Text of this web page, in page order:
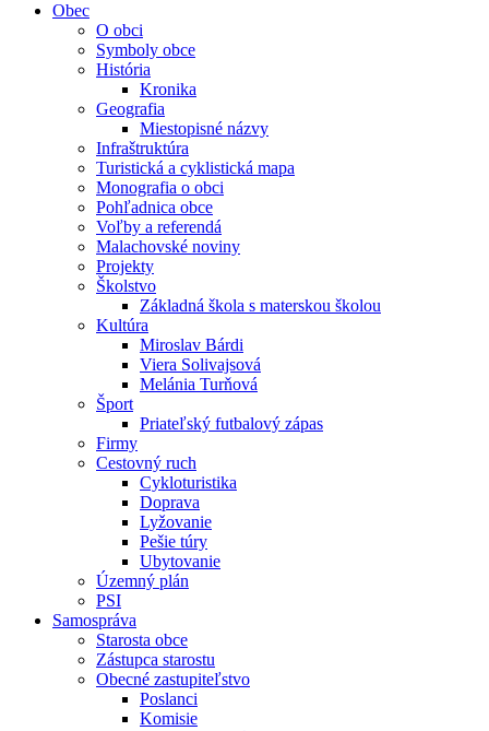
Obec
O obci
Symboly obce
História
Kronika
Geografia
Miestopisné názvy
Infraštruktúra
Turistická a cyklistická mapa
Monografia o obci
Pohľadnica obce
Voľby a referendá
Malachovské noviny
Projekty
Školstvo
Základná škola s materskou školou
Kultúra
Miroslav Bárdi
Viera Solivajsová
Melánia Turňová
Šport
Priateľský futbalový zápas
Firmy
Cestovný ruch
Cykloturistika
Doprava
Lyžovanie
Pešie túry
Ubytovanie
Územný plán
PSI
Samospráva
Starosta obce
Zástupca starostu
Obecné zastupiteľstvo
Poslanci
Komisie